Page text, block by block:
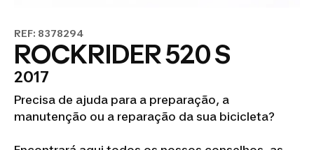
REF: 8378294
ROCKRIDER 520 S
2017
Precisa de ajuda para a preparação, a
manutenção ou a reparação da sua bicicleta?